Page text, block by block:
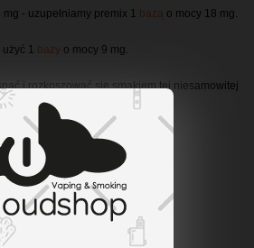
- uzupełniamy premix 1 bazą o mocy 18 mg.
1 bazy o mocy 9 mg.
i rozkoszować się smakiem tej niesamowitej
BLOK EKIPA!